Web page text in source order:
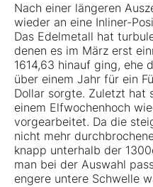
Nach einer längeren
wieder an eine Inliner-
Das Edelmetall hat
denen es im März erst
1614,63 hinauf ging, ehe
über einem Jahr für ein
Dollar sorgte. Zuletzt hat
einem Elfwochenhoch
vorgearbeitet. Da die
nicht mehr
knapp unterhalb der
man bei der Auswahl
engere untere Schwelle